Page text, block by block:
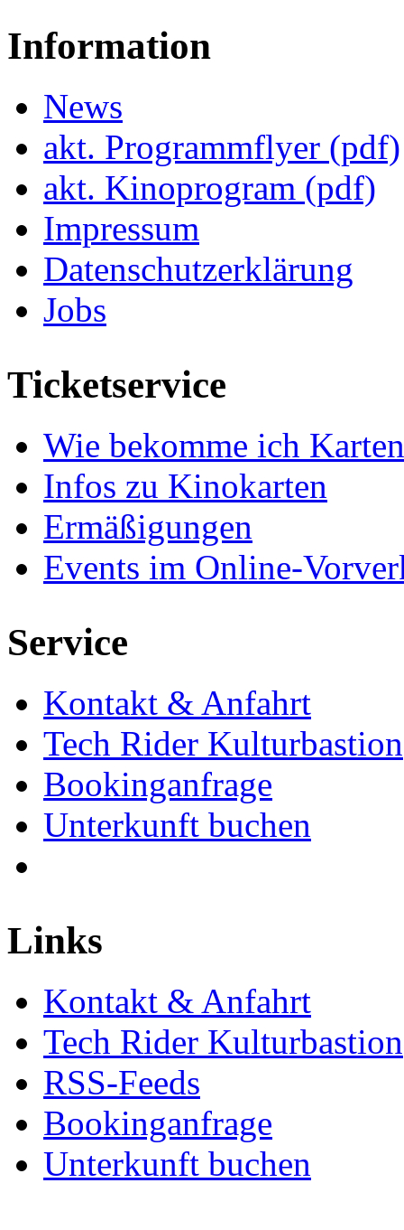
Information
News
akt. Programmflyer (pdf)
akt. Kinoprogram (pdf)
Impressum
Datenschutzerklärung
Jobs
Ticketservice
Wie bekomme ich
Infos zu Kinokarten
Ermäßigungen
Events im Online-
Service
Kontakt & Anfahrt
Tech Rider Kulturbastion
Bookinganfrage
Unterkunft buchen
Links
Kontakt & Anfahrt
Tech Rider Kulturbastion
RSS-Feeds
Bookinganfrage
Unterkunft buchen